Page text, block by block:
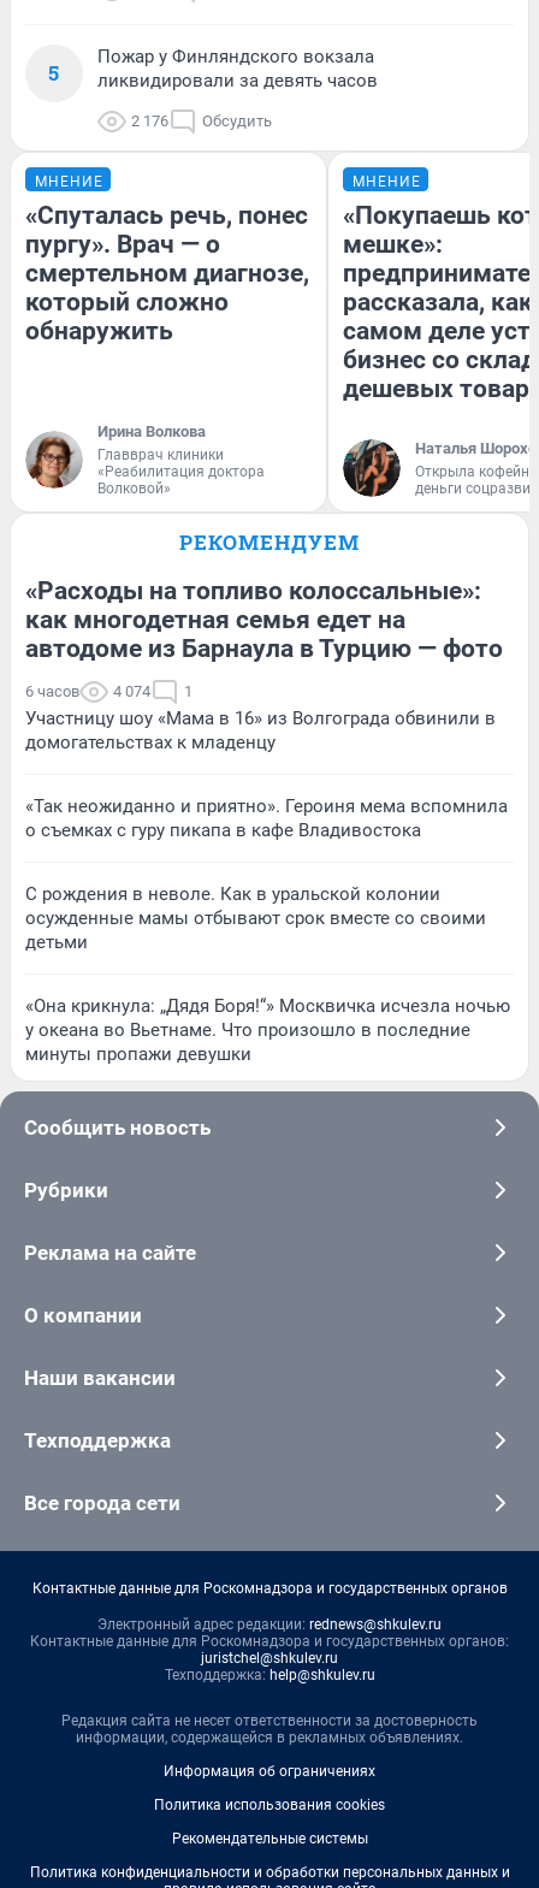
5
Пожар у Финляндского вокзала
ликвидировали за девять часов
2 176 Обсудить
МНЕНИЕ
«Спуталась речь, понес
пургу». Врач — о
смертельном диагнозе,
который сложно
обнаружить
Ирина Волкова
Главврач клиники
«Реабилитация доктора
Волковой»
МНЕНИЕ
«Покупаешь
мешке»:
рассказала, как
самом деле
бизнес со
дешевых
Наталья
Открыла
деньги
РЕКОМЕНДУЕМ
«Расходы на топливо колоссальные»:
как многодетная семья едет на
автодоме из Барнаула в Турцию — фото
6 часов 4 074 1
Участницу шоу «Мама в 16» из Волгограда обвинили в
домогательствах к младенцу
«Так неожиданно и приятно». Героиня мема вспомнила
о съемках с гуру пикапа в кафе Владивостока
С рождения в неволе. Как в уральской колонии
осужденные мамы отбывают срок вместе со своими
детьми
«Она крикнула: „Дядя Боря!“» Москвичка исчезла ночью
у океана во Вьетнаме. Что произошло в последние
минуты пропажи девушки
Сообщить новость
Рубрики
Реклама на сайте
О компании
Наши вакансии
Техподдержка
Все города сети
Контактные данные для Роскомнадзора и государственных органов
Электронный адрес редакции: rednews@shkulev.ru
Контактные данные для Роскомнадзора и государственных органов:
juristchel@shkulev.ru
Техподдержка: help@shkulev.ru
Редакция сайта не несет ответственности за достоверность
информации, содержащейся в рекламных объявлениях.
Информация об ограничениях
Политика использования cookies
Рекомендательные системы
Политика конфиденциальности и обработки персональных данных и